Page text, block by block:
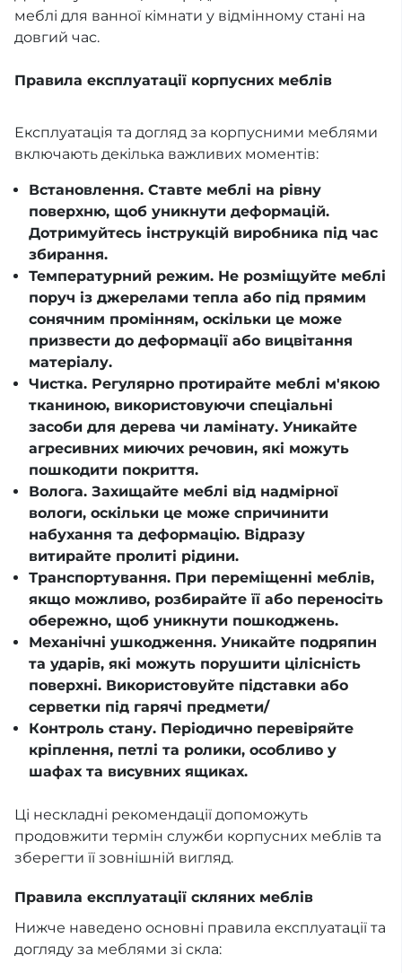
меблі для ванної кімнати у відмінному стані на
довгий час.
Правила експлуатації корпусних меблів
Експлуатація та догляд за корпусними меблями
включають декілька важливих моментів:
Встановлення. Ставте меблі на рівну
поверхню, щоб уникнути деформацій.
Дотримуйтесь інструкцій виробника під час
збирання.
Температурний режим. Не розміщуйте меблі
поруч із джерелами тепла або під прямим
сонячним промінням, оскільки це може
призвести до деформації або вицвітання
матеріалу.
Чистка. Регулярно протирайте меблі м'якою
тканиною, використовуючи спеціальні
засоби для дерева чи ламінату. Уникайте
агресивних миючих речовин, які можуть
пошкодити покриття.
Волога. Захищайте меблі від надмірної
вологи, оскільки це може спричинити
набухання та деформацію. Відразу
витирайте пролиті рідини.
Транспортування. При переміщенні меблів,
якщо можливо, розбирайте її або переносіть
обережно, щоб уникнути пошкоджень.
Механічні ушкодження. Уникайте подряпин
та ударів, які можуть порушити цілісність
поверхні. Використовуйте підставки або
серветки під гарячі предмети/
Контроль стану. Періодично перевіряйте
кріплення, петлі та ролики, особливо у
шафах та висувних ящиках.
Ці нескладні рекомендації допоможуть
продовжити термін служби корпусних меблів та
зберегти її зовнішній вигляд.
Правила експлуатації скляних меблів
Нижче наведено основні правила експлуатації та
догляду за меблями зі скла: